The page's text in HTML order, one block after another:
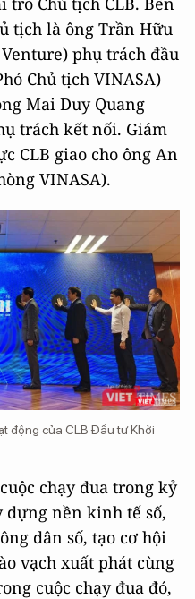
tịch là ông Trần Hữu
phụ trách đầu
Chủ tịch VINASA)
Mai Duy Quang
trách kết nối. Giám
CLB giao cho ông An
VINASA).
động của CLB Đầu tư Khởi
chạy đua trong kỷ
dựng nền kinh tế số,
dân số, tạo cơ hội
vạch xuất phát cùng
cuộc chạy đua đó,